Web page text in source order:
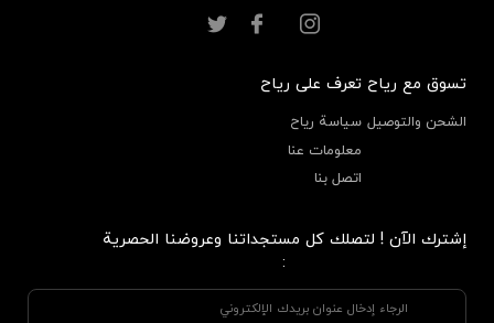
تسوق مع رياح
الشحن والتوصيل
تعرف على رياح
سياسة رياح
معلومات عنا
اتصل بنا
إشترك الآن ! لتصلك كل مستجداتنا وعروضنا الحصرية
: